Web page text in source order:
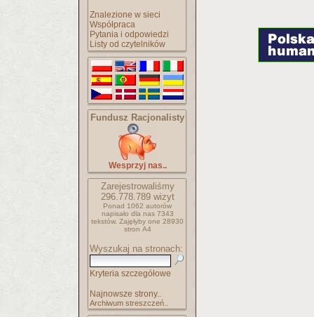
Znalezione w sieci
Współpraca
Pytania i odpowiedzi
Listy od czytelników
Fundusz Racjonalisty
Wesprzyj nas..
Zarejestrowaliśmy
296.778.789wizyt
Ponad 1062 autorów
napisało dla nas 7343
tekstów. Zajęłyby one 28930
stron A4
Wyszukaj na stronach:
Kryteria szczegółowe
Najnowsze strony..
Archiwum streszczeń..